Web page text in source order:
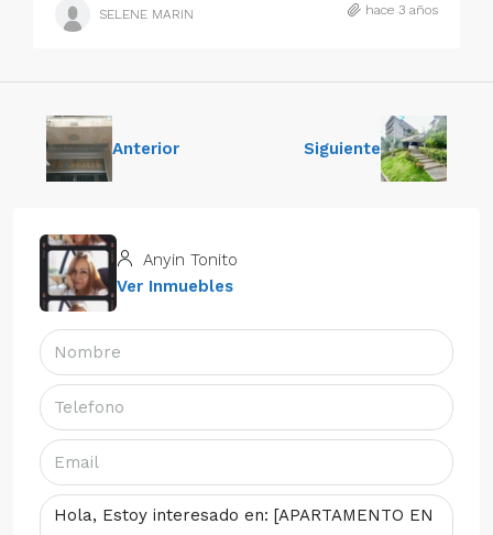
SELENE MARIN hace 3 años
Anterior Siguiente
Anyin Tonito
Ver Inmuebles